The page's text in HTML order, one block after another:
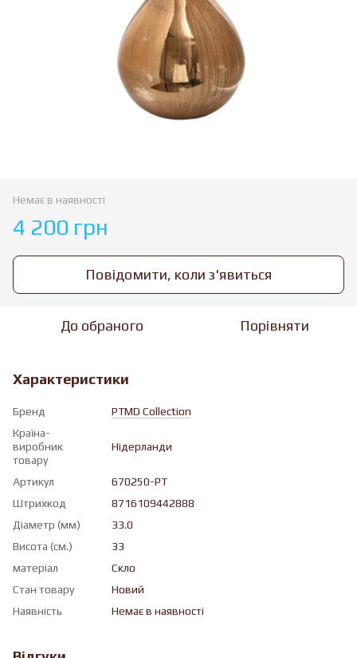
Немає в наявності
4 200 грн
Повідомити, коли з'явиться
До обраного Порівняти
Характеристики
Бренд
PTMD Collection
Країна-
виробник
товару
Нідерланди
Артикул
670250-PT
Штрихкод
8716109442888
Діаметр (мм)
33.0
Висота (см.)
33
матеріал
Скло
Стан товару
Новий
Наявність
Немає в наявності